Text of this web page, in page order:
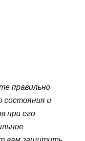
правильно
состояния и
при его